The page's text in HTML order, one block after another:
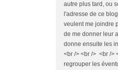
autre plus tard, ou
l'adresse de ce
veulent me joindre
de me donner leur
donne ensuite les
<br /> <br /> <br />
regrouper les